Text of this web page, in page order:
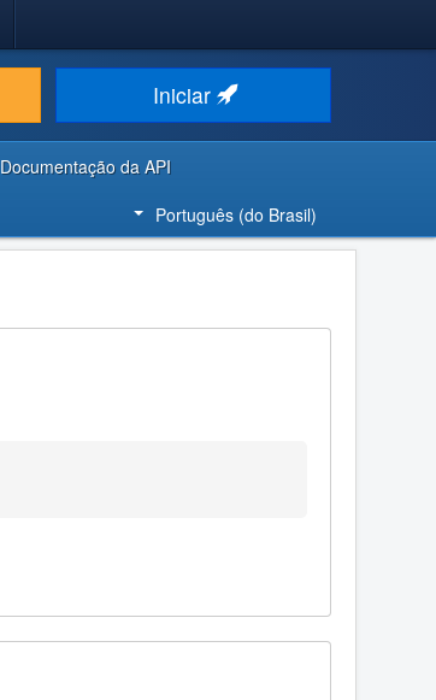
Iniciar
Documentação da API
Português (do Brasil)